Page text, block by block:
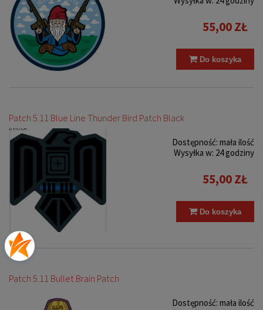
55,00 ZŁ
Do koszyka
Patch 5.11 Blue Line Thunder Bird Patch Black
Dostępność: mała ilość
Wysyłka w: 24 godziny
55,00 ZŁ
Do koszyka
Patch 5.11 Bullet Brain Patch
Dostępność: mała ilość